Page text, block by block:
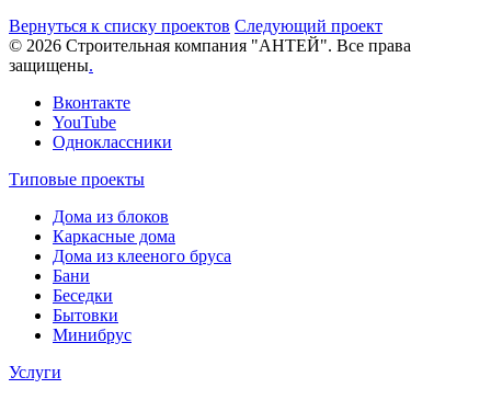
Вернуться к списку проектов Следующий проект
© 2026 Строительная компания "АНТЕЙ". Все права
защищены.
Вконтакте
YouTube
Одноклассники
Типовые проекты
Дома из блоков
Каркасные дома
Дома из клееного бруса
Бани
Беседки
Бытовки
Минибрус
Услуги